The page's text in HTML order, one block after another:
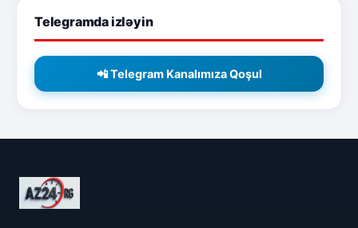
Telegramda izləyin
📲 Telegram Kanalımıza Qoşul